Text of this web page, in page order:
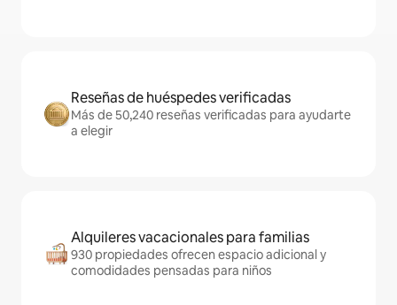
Reseñas de huéspedes verificadas
Más de 50,240 reseñas verificadas para ayudarte
a elegir
Alquileres vacacionales para familias
930 propiedades ofrecen espacio adicional y
comodidades pensadas para niños